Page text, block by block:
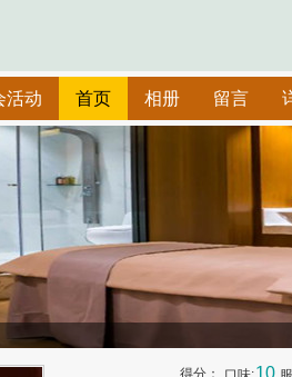
活动 首页 相册 留言
得分： 10